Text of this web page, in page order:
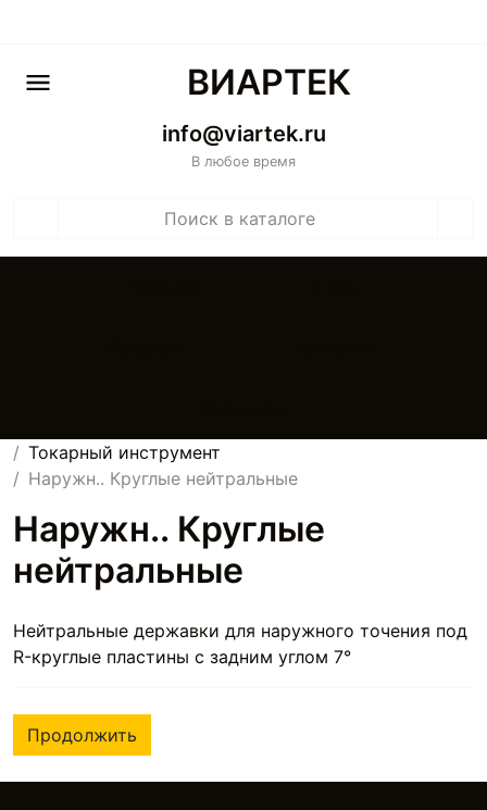
ВИАРТЕК
info@viartek.ru
В любое время
Токарный инструмент
Наружн.. Круглые нейтральные
Наружн.. Круглые
нейтральные
Нейтральные державки для наружного точения под
R-круглые пластины с задним углом 7°
Продолжить